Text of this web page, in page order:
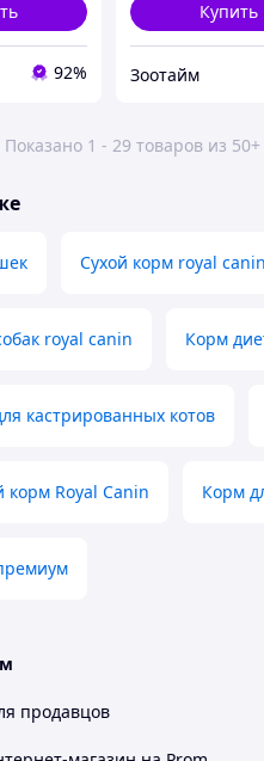
92%
Купить
Зоотайм
Показано 1 - 29 товаров из 50+
Сухой корм royal canin
royal canin Корм
кастрированных котов
корм Royal Canin Корм
продавцов